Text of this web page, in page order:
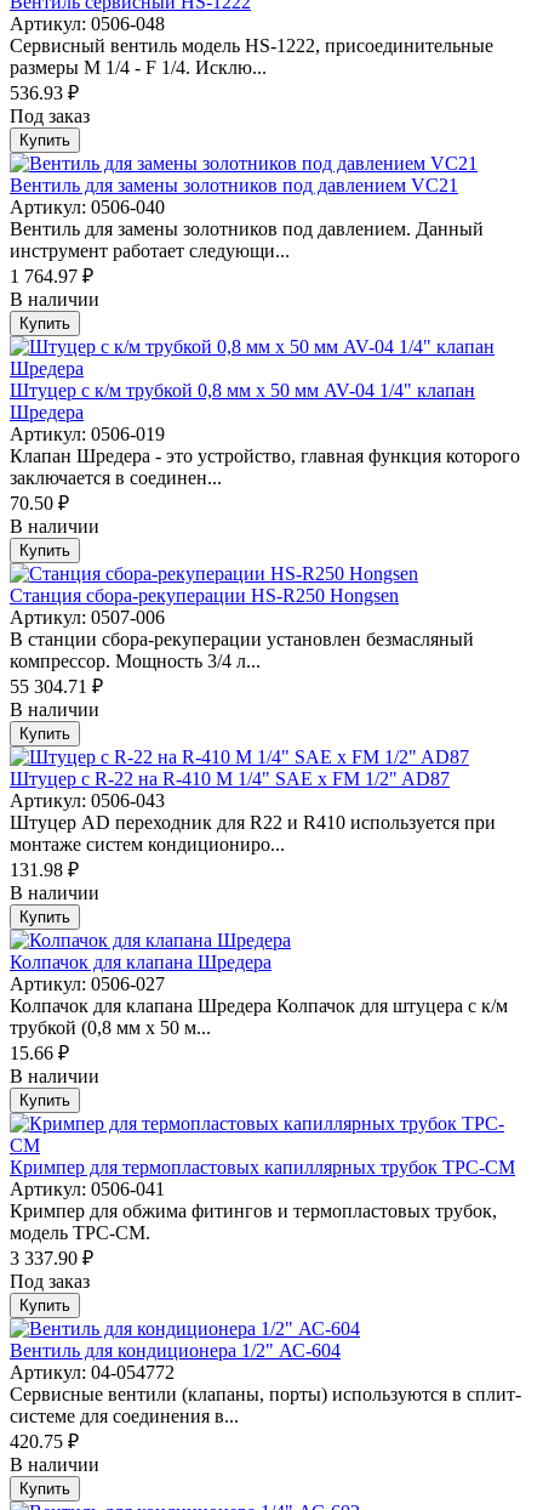
Артикул: 0506-048
Сервисный вентиль модель HS-1222, присоединительные
размеры M 1/4 - F 1/4. Исклю...
536.93 ₽
Под заказ
Купить
Вентиль для замены золотников под давлением VC21
Артикул: 0506-040
Вентиль для замены золотников под давлением. Данный
инструмент работает следующи...
1 764.97 ₽
В наличии
Купить
Штуцер с к/м трубкой 0,8 мм х 50 мм AV-04 1/4" клапан
Шредера
Артикул: 0506-019
Клапан Шредера - это устройство, главная функция которого
заключается в соединен...
70.50 ₽
В наличии
Купить
Станция сбора-рекуперации HS-R250 Hongsen
Артикул: 0507-006
В станции сбора-рекуперации установлен безмасляный
компрессор. Мощность 3/4 л...
55 304.71 ₽
В наличии
Купить
Штуцер c R-22 на R-410 M 1/4" SAE х FM 1/2" AD87
Артикул: 0506-043
Штуцер AD переходник для R22 и R410 используется при
монтаже систем кондициониро...
131.98 ₽
В наличии
Купить
Колпачок для клапана Шредера
Артикул: 0506-027
Колпачок для клапана Шредера Колпачок для штуцера с к/м
трубкой (0,8 мм х 50 м...
15.66 ₽
В наличии
Купить
Кримпер для термопластовых капиллярных трубок TPC-CM
Артикул: 0506-041
Кримпер для обжима фитингов и термопластовых трубок,
модель TPC-CM.
3 337.90 ₽
Под заказ
Купить
Вентиль для кондиционера 1/2" АС-604
Артикул: 04-054772
Сервисные вентили (клапаны, порты) используются в сплит-
системе для соединения в...
420.75 ₽
В наличии
Купить